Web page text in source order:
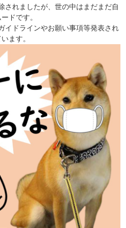
されましたが、世の中はまだまだ自
ドです。
イドラインやお願い事項等発表され
ます。